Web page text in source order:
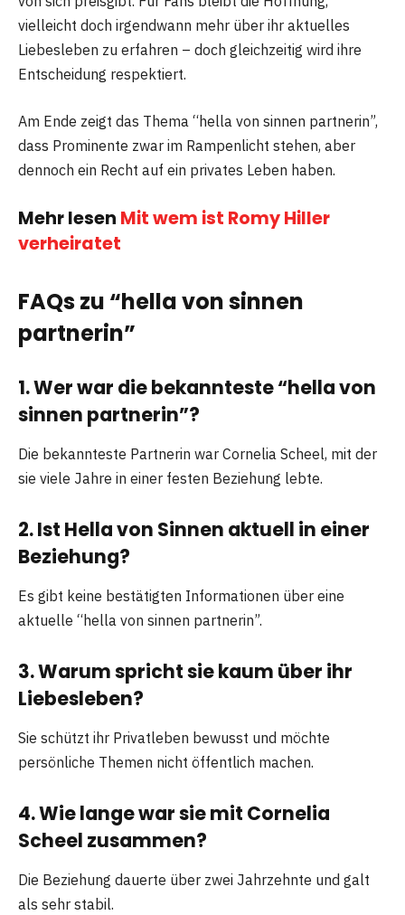
vielleicht doch irgendwann mehr über ihr aktuelles
Liebesleben zu erfahren – doch gleichzeitig wird ihre
Entscheidung respektiert.
Am Ende zeigt das Thema “hella von sinnen partnerin”,
dass Prominente zwar im Rampenlicht stehen, aber
dennoch ein Recht auf ein privates Leben haben.
Mehr lesen Mit wem ist Romy Hiller
verheiratet
FAQs zu “hella von sinnen
partnerin”
1. Wer war die bekannteste “hella von
sinnen partnerin”?
Die bekannteste Partnerin war Cornelia Scheel, mit der
sie viele Jahre in einer festen Beziehung lebte.
2. Ist Hella von Sinnen aktuell in einer
Beziehung?
Es gibt keine bestätigten Informationen über eine
aktuelle “hella von sinnen partnerin”.
3. Warum spricht sie kaum über ihr
Liebesleben?
Sie schützt ihr Privatleben bewusst und möchte
persönliche Themen nicht öffentlich machen.
4. Wie lange war sie mit Cornelia
Scheel zusammen?
Die Beziehung dauerte über zwei Jahrzehnte und galt
als sehr stabil.